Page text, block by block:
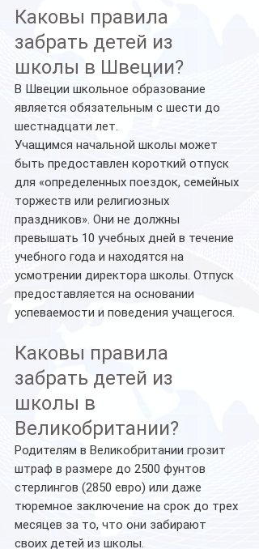
Каковы правила
забрать детей из
школы в Швеции?
В Швеции школьное образование
является обязательным с шести до
шестнадцати лет.
Учащимся начальной школы может
быть предоставлен короткий отпуск
для «определенных поездок, семейных
торжеств или религиозных
праздников». Они не должны
превышать 10 учебных дней в течение
учебного года и находятся на
усмотрении директора школы. Отпуск
предоставляется на основании
успеваемости и поведения учащегося.
Каковы правила
забрать детей из
школы в
Великобритании?
Родителям в Великобритании грозит
штраф в размере до 2500 фунтов
стерлингов (2850 евро) или даже
тюремное заключение на срок до трех
месяцев за то, что они забирают
своих детей из школы.